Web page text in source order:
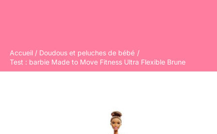
Accueil
Doudous et peluches de bébé
Test : barbie Made to Move Fitness Ultra Flexible Brune